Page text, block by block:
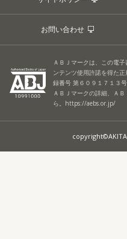
お問い合わせ
ＡＢＪマークは、この電
ンテンツ使用許諾を得た
録番号 第６０９１７１３号
ＡＢＪマークの詳細、Ａ
ら。 https://aebs.or.jp/
copyright©AKITA